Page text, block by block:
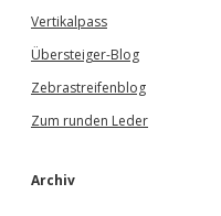
Vertikalpass
Übersteiger-Blog
Zebrastreifenblog
Zum runden Leder
Archiv